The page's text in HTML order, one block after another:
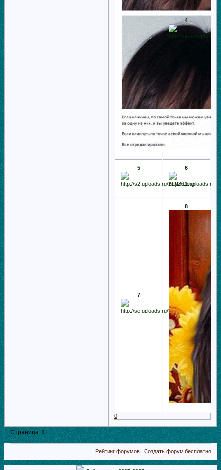
4
5 6
7
8
0
Страница:1
Рейтинг форумов |Создать форум бесплатно